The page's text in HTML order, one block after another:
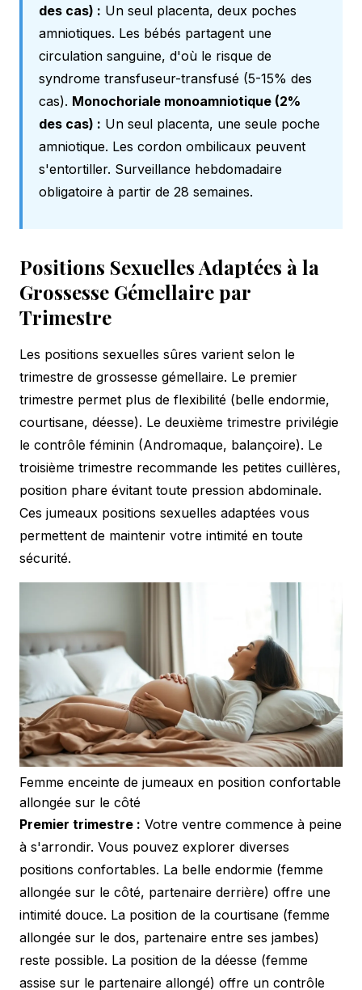
des cas) : Un seul placenta, deux poches
amniotiques. Les bébés partagent une
circulation sanguine, d'où le risque de
syndrome transfuseur-transfusé (5-15% des
cas). Monochoriale monoamniotique (2%
des cas) : Un seul placenta, une seule poche
amniotique. Les cordon ombilicaux peuvent
s'entortiller. Surveillance hebdomadaire
obligatoire à partir de 28 semaines.
Positions Sexuelles Adaptées à la
Grossesse Gémellaire par
Trimestre
Les positions sexuelles sûres varient selon le
trimestre de grossesse gémellaire. Le premier
trimestre permet plus de flexibilité (belle endormie,
courtisane, déesse). Le deuxième trimestre privilégie
le contrôle féminin (Andromaque, balançoire). Le
troisième trimestre recommande les petites cuillères,
position phare évitant toute pression abdominale.
Ces jumeaux positions sexuelles adaptées vous
permettent de maintenir votre intimité en toute
sécurité.
Femme enceinte de jumeaux en position confortable
allongée sur le côté
Premier trimestre : Votre ventre commence à peine
à s'arrondir. Vous pouvez explorer diverses
positions confortables. La belle endormie (femme
allongée sur le côté, partenaire derrière) offre une
intimité douce. La position de la courtisane (femme
allongée sur le dos, partenaire entre ses jambes)
reste possible. La position de la déesse (femme
assise sur le partenaire allongé) offre un contrôle